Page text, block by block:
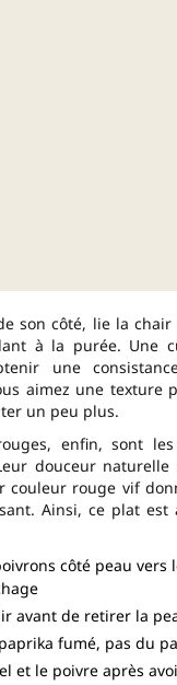
de son côté, lie la
à la purée. Une
une
aimez une texture
un peu plus.
enfin, sont
douceur naturelle
couleur rouge vif
Ainsi, ce plat est
côté peau vers
avant de retirer la
fumé, pas du
et le poivre après